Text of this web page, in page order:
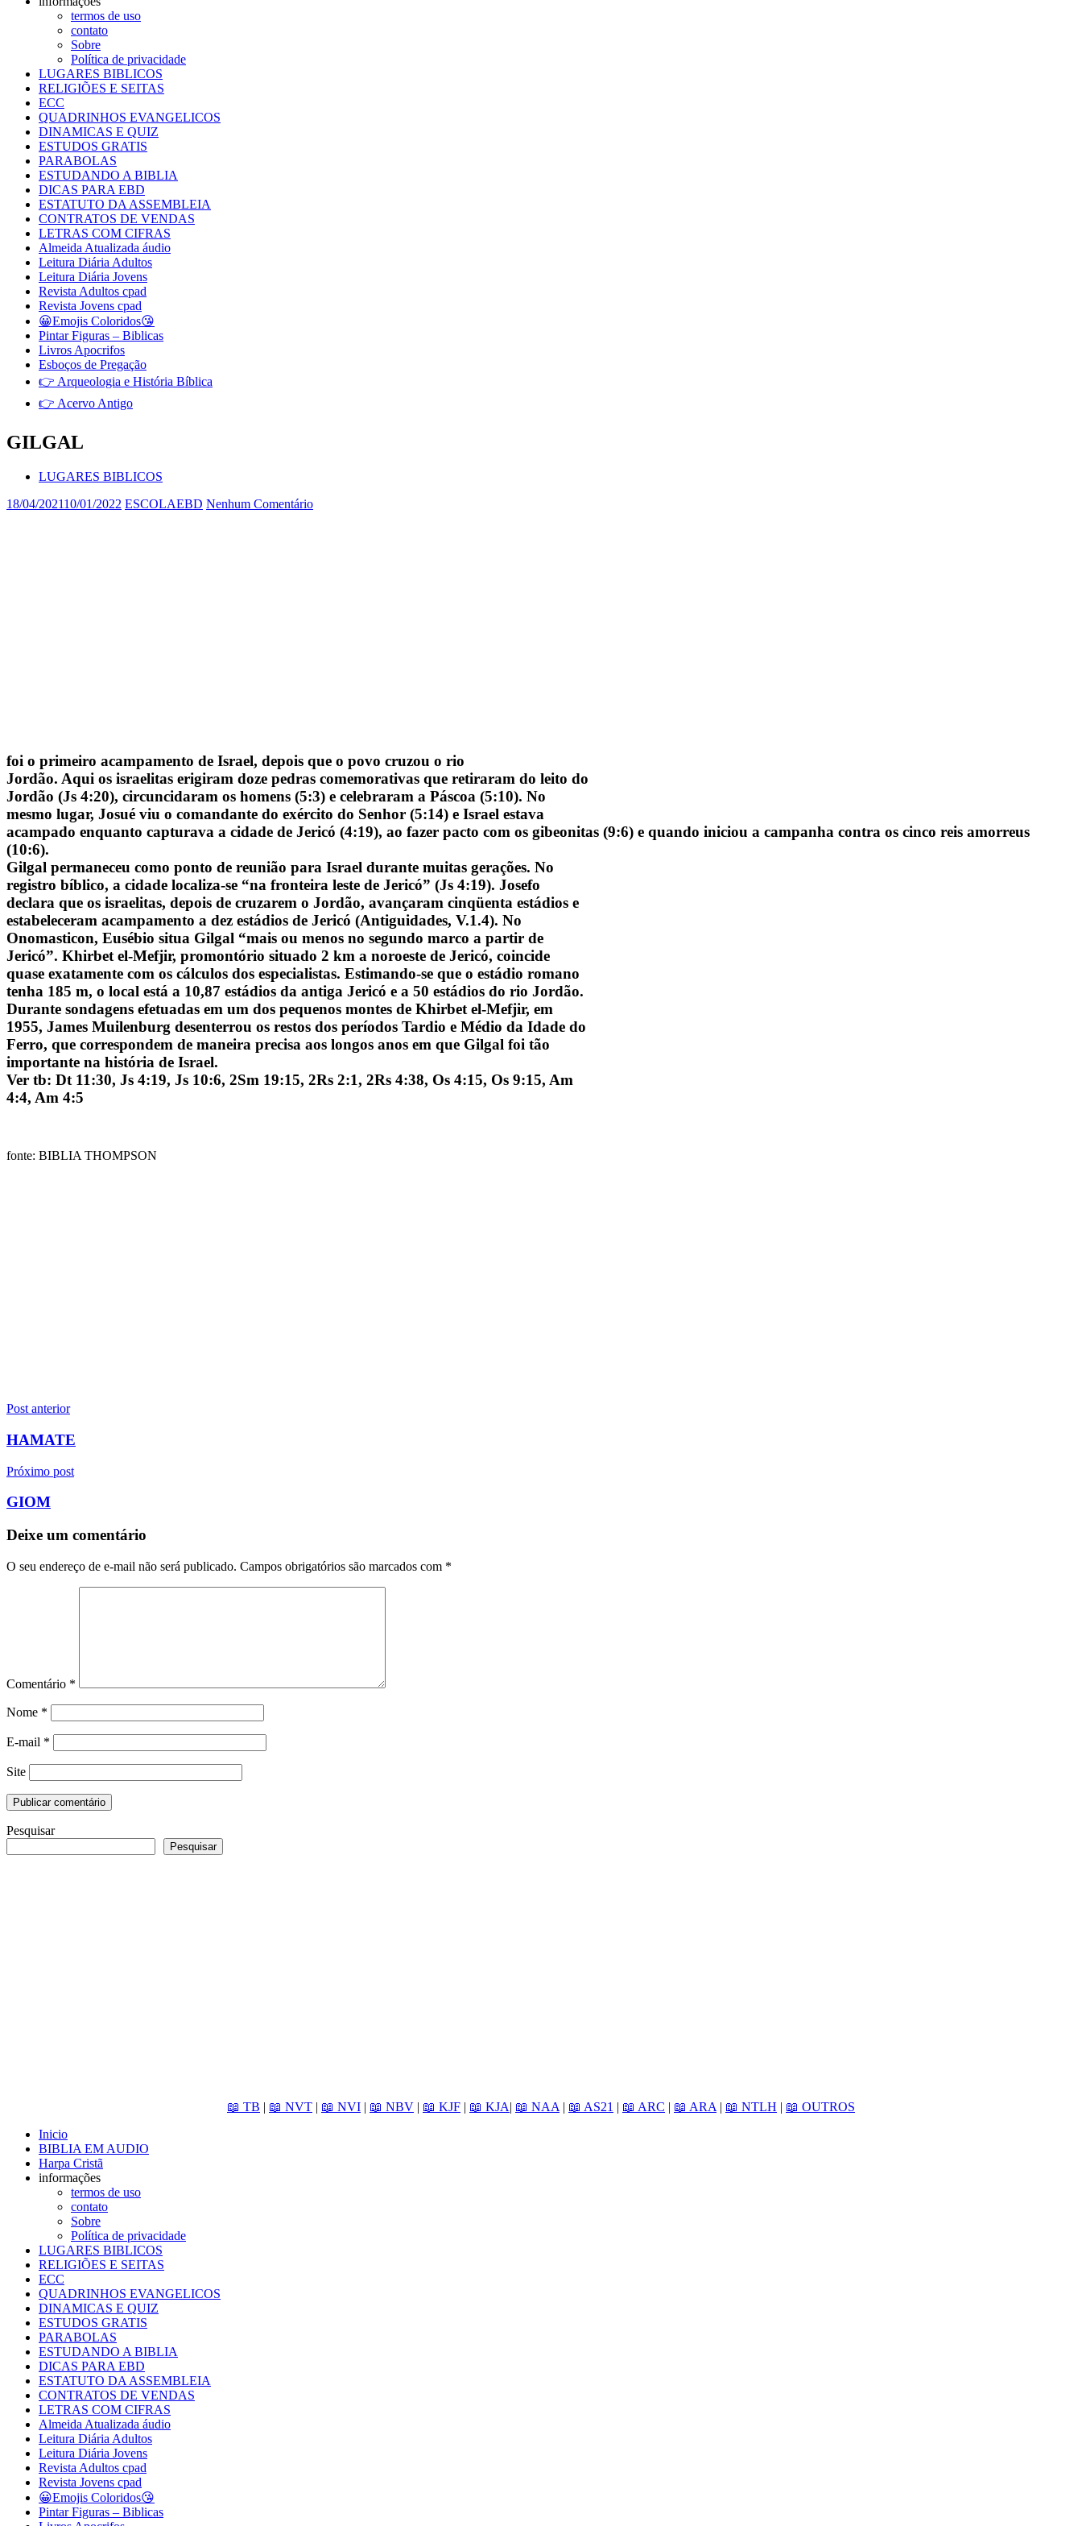
termos de uso
contato
Sobre
Política de privacidade
LUGARES BIBLICOS
RELIGIÕES E SEITAS
ECC
QUADRINHOS EVANGELICOS
DINAMICAS E QUIZ
ESTUDOS GRATIS
PARABOLAS
ESTUDANDO A BIBLIA
DICAS PARA EBD
ESTATUTO DA ASSEMBLEIA
CONTRATOS DE VENDAS
LETRAS COM CIFRAS
Almeida Atualizada áudio
Leitura Diária Adultos
Leitura Diária Jovens
Revista Adultos cpad
Revista Jovens cpad
😀Emojis Coloridos😘
Pintar Figuras – Biblicas
Livros Apocrifos
Esboços de Pregação
👉 Arqueologia e História Bíblica
👉 Acervo Antigo
GILGAL
LUGARES BIBLICOS
18/04/202110/01/2022 ESCOLAEBD Nenhum Comentário
foi o primeiro acampamento de Israel, depois que o povo cruzou o rio
Jordão. Aqui os israelitas erigiram doze pedras comemorativas que retiraram do leito do
Jordão (Js 4:20), circuncidaram os homens (5:3) e celebraram a Páscoa (5:10). No
mesmo lugar, Josué viu o comandante do exército do Senhor (5:14) e Israel estava
acampado enquanto capturava a cidade de Jericó (4:19), ao fazer pacto com os gibeonitas (9:6) e quando iniciou a campanha contra os cinco reis amorreus
(10:6).
Gilgal permaneceu como ponto de reunião para Israel durante muitas gerações. No
registro bíblico, a cidade localiza-se “na fronteira leste de Jericó” (Js 4:19). Josefo
declara que os israelitas, depois de cruzarem o Jordão, avançaram cinqüenta estádios e
estabeleceram acampamento a dez estádios de Jericó (Antiguidades, V.1.4). No
Onomasticon, Eusébio situa Gilgal “mais ou menos no segundo marco a partir de
Jericó”. Khirbet el-Mefjir, promontório situado 2 km a noroeste de Jericó, coincide
quase exatamente com os cálculos dos especialistas. Estimando-se que o estádio romano
tenha 185 m, o local está a 10,87 estádios da antiga Jericó e a 50 estádios do rio Jordão.
Durante sondagens efetuadas em um dos pequenos montes de Khirbet el-Mefjir, em
1955, James Muilenburg desenterrou os restos dos períodos Tardio e Médio da Idade do
Ferro, que correspondem de maneira precisa aos longos anos em que Gilgal foi tão
importante na história de Israel.
Ver tb: Dt 11:30, Js 4:19, Js 10:6, 2Sm 19:15, 2Rs 2:1, 2Rs 4:38, Os 4:15, Os 9:15, Am
4:4, Am 4:5
fonte: BIBLIA THOMPSON
Navegação
de
Post anterior
HAMATE
Próximo post
GIOM
Deixe um comentário
O seu endereço de e-mail não será publicado. Campos obrigatórios são marcados com *
Comentário *
Nome *
E-mail *
Site
Pesquisar
Pesquisar
📖 TB | 📖 NVT | 📖 NVI | 📖 NBV | 📖 KJF | 📖 KJA| 📖 NAA | 📖 AS21 | 📖 ARC | 📖 ARA | 📖 NTLH | 📖 OUTROS
Inicio
BIBLIA EM AUDIO
Harpa Cristã
informações
termos de uso
contato
Sobre
Política de privacidade
LUGARES BIBLICOS
RELIGIÕES E SEITAS
ECC
QUADRINHOS EVANGELICOS
DINAMICAS E QUIZ
ESTUDOS GRATIS
PARABOLAS
ESTUDANDO A BIBLIA
DICAS PARA EBD
ESTATUTO DA ASSEMBLEIA
CONTRATOS DE VENDAS
LETRAS COM CIFRAS
Almeida Atualizada áudio
Leitura Diária Adultos
Leitura Diária Jovens
Revista Adultos cpad
Revista Jovens cpad
😀Emojis Coloridos😘
Pintar Figuras – Biblicas